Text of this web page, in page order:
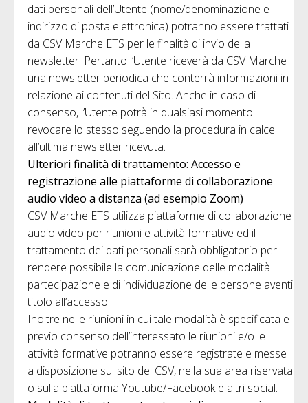
dati personali dell’Utente (nome/denominazione e
indirizzo di posta elettronica) potranno essere trattati
da CSV Marche ETS per le finalità di invio della
newsletter. Pertanto l’Utente riceverà da CSV Marche
una newsletter periodica che conterrà informazioni in
relazione ai contenuti del Sito. Anche in caso di
consenso, l’Utente potrà in qualsiasi momento
revocare lo stesso seguendo la procedura in calce
all’ultima newsletter ricevuta.
Ulteriori finalità di trattamento: Accesso e
registrazione alle piattaforme di collaborazione
audio video a distanza (ad esempio Zoom)
CSV Marche ETS utilizza piattaforme di collaborazione
audio video per riunioni e attività formative ed il
trattamento dei dati personali sarà obbligatorio per
rendere possibile la comunicazione delle modalità
partecipazione e di individuazione delle persone aventi
titolo all’accesso.
Inoltre nelle riunioni in cui tale modalità è specificata e
previo consenso dell’interessato le riunioni e/o le
attività formative potranno essere registrate e messe
a disposizione sul sito del CSV, nella sua area riservata
o sulla piattaforma Youtube/Facebook e altri social.